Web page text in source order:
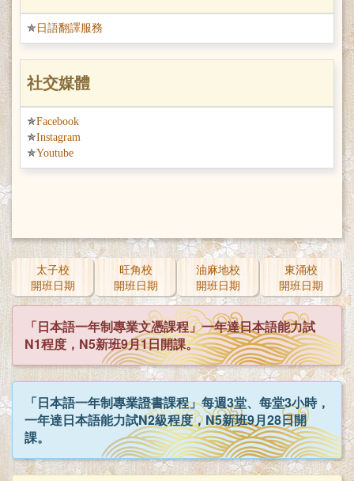
日語翻譯服務
社交媒體
Facebook
Instagram
Youtube
太子校
開班日期
旺角校
開班日期
油麻地校
開班日期
東涌校
開班日期
「日本語一年制專業文憑課程」一年達日本語能力試
N1程度，N5新班9月1日開課。
「日本語一年制專業證書課程」每週3堂、每堂3小時，
一年達日本語能力試N2級程度，N5新班9月28日開
課。